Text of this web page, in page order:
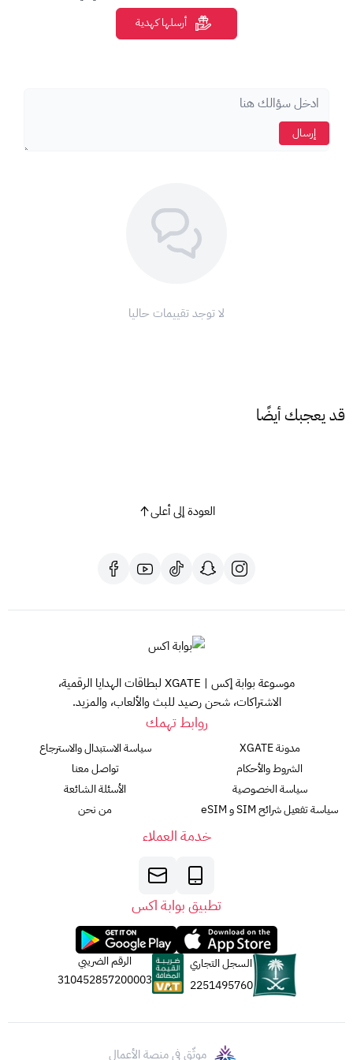
لا يتم تجديد الاشتراك تلقائياً بعد انتهاء المدة (لا يتطلب بطاقة
أرسلها كهدية
إرسال
لا توجد تقييمات حاليا
قد يعجبك أيضًا
العودة إلى أعلى
موسوعة بوابة إكس | XGATE لبطاقات الهدايا الرقمية،
الاشتراكات، شحن رصيد للبث والألعاب، والمزيد.
روابط تهمك
مدونة XGATE
الشروط والأحكام
سياسة الخصوصية
سياسة تفعيل شرائح SIM و eSIM
سياسة الاستبدال والاسترجاع
تواصل معنا
الأسئلة الشائعة
من نحن
خدمة العملاء
تطبيق بوابة اكس
السجل التجاري
2251495760
الرقم الضريبي
310452857200003
موثّق في منصة الأعمال